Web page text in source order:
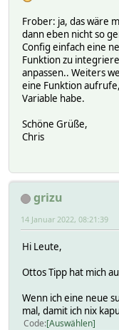
Frober: ja, das wäre
dann eben nicht so
Config einfach eine
Funktion zu
anpassen.. Weiters
eine Funktion
Variable habe.
Schöne Grüße,
Chris
grizu
14 Januar 2022, 08:21:39
Hi Leute,
Ottos Tipp hat mich
Wenn ich eine neue
mal, damit ich nix
Code Auswählen